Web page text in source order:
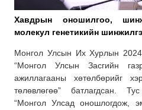
Хавдрын оношилгоо,
молекул генетикийн
Монгол Улсын Их Хурлын 2024
“Монгол Улсын Засгийн
ажиллагааны хөтөлбөрийг
төлөвлөгөө” батлагдсан.
“Монгол Улсад оношлогдож,